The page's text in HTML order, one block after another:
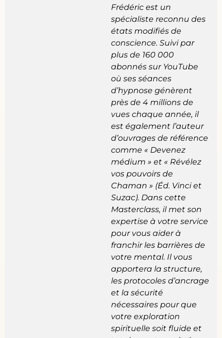
Frédéric est un
spécialiste reconnu des
états modifiés de
conscience. Suivi par
plus de 160 000
abonnés sur YouTube
où ses séances
d’hypnose génèrent
près de 4 millions de
vues chaque année, il
est également l’auteur
d’ouvrages de référence
comme « Devenez
médium » et « Révélez
vos pouvoirs de
Chaman » (Éd. Vinci et
Suzac). Dans cette
Masterclass, il met son
expertise à votre service
pour vous aider à
franchir les barrières de
votre mental. Il vous
apportera la structure,
les protocoles d’ancrage
et la sécurité
nécessaires pour que
votre exploration
spirituelle soit fluide et